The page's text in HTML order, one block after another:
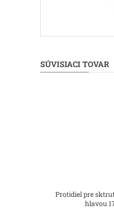
SÚVISIACI TOVAR
Protidiel pre
hlavou